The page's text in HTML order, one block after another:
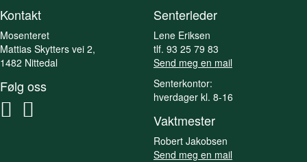
Kontakt
Mosenteret
Mattias Skytters vei 2,
1482 Nittedal
Følg oss
Senterleder
Lene Eriksen
tlf. 93 25 79 83
Send meg en mail
Senterkontor:
hverdager kl. 8-16
Vaktmester
Robert Jakobsen
Send meg en mail